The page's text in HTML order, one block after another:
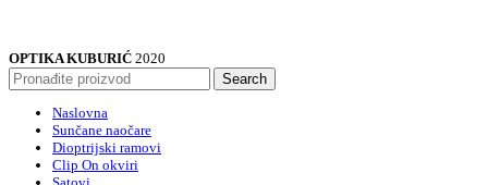
OPTIKA KUBURIĆ 2020
Search
Naslovna
Sunčane naočare
Dioptrijski ramovi
Clip On okviri